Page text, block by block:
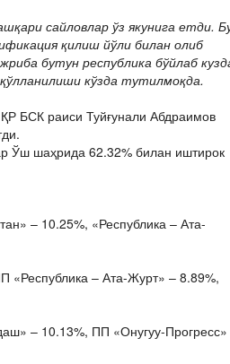
сайловлар ўз якунига етди.
қилиш йўли билан олиб
бутун республика бўйлаб
кўзда тутилмоқда.
БСК раиси Туйғунали Абдраимов
Ўш шаҳрида 62.32% билан иштирок
– 10.25%, «Республика – Ата-
«Республика – Ата-Журт» – 8.89%,
– 10.13%, ПП «Онугуу-